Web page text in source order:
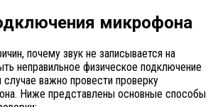
микрофона
почему звук не записывается на
неправильное физическое подключение
важно провести проверку
Ниже представлены основные способы